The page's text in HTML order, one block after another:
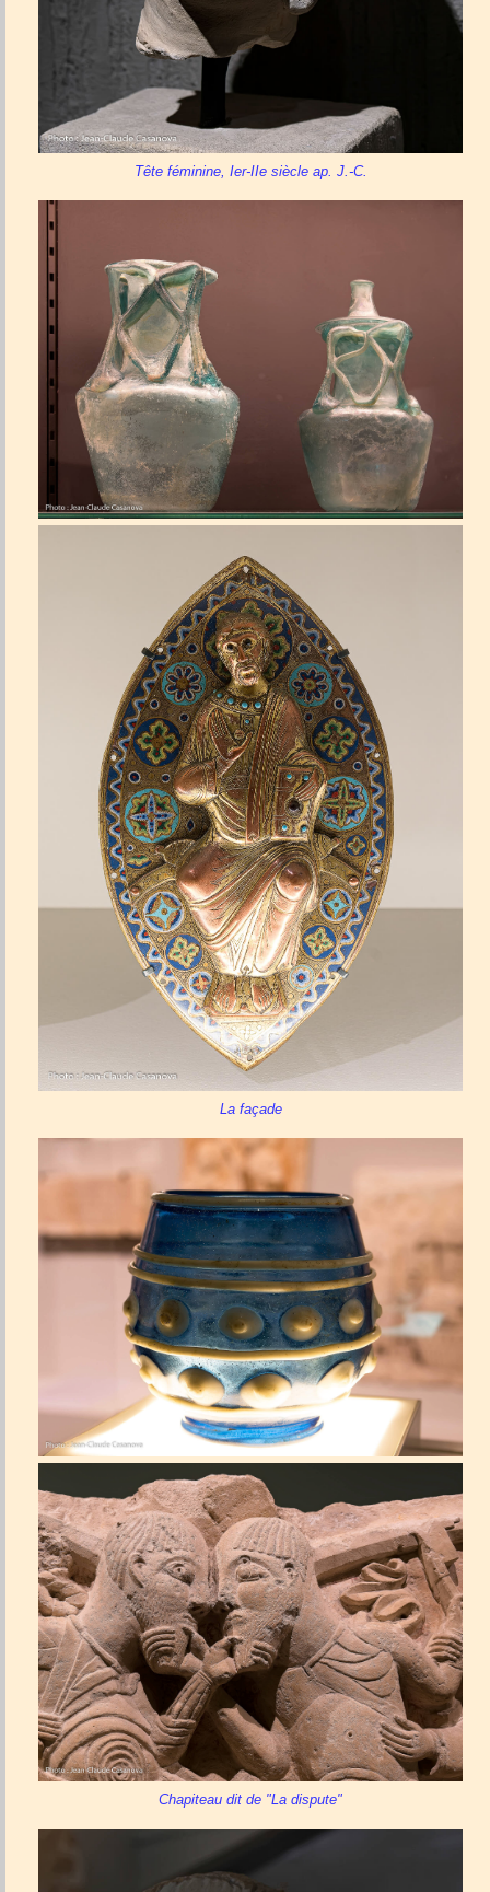
Tête féminine, Ier-IIe siècle ap. J.-C.
La façade
Chapiteau dit de "La dispute"